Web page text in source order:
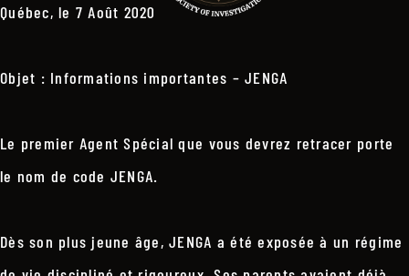
Québec, le 7 Août 2020
Objet : Informations importantes – JENGA
Le premier Agent Spécial que vous devrez retracer porte
le nom de code JENGA.
Dès son plus jeune âge, JENGA a été exposée à un régime